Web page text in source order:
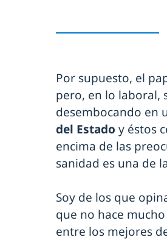
Por supuesto, el
pero, en lo laboral,
desembocando en
del Estado y éstos
encima de las
sanidad es una de
Soy de los que
que no hace
entre los mejores